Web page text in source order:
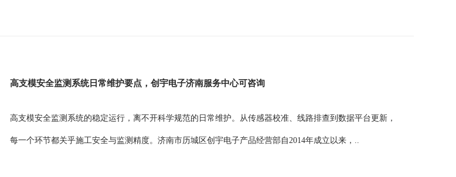
高支模安全监测系统日常维护要点，创宇电子济南服务中心可咨询
高支模安全监测系统的稳定运行，离不开科学规范的日常维护。从传感器校准、线路排查到数据平台更新，
每一个环节都关乎施工安全与监测精度。济南市历城区创宇电子产品经营部自2014年成立以来，..